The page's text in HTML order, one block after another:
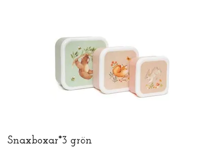
Snaxboxar*3 grön